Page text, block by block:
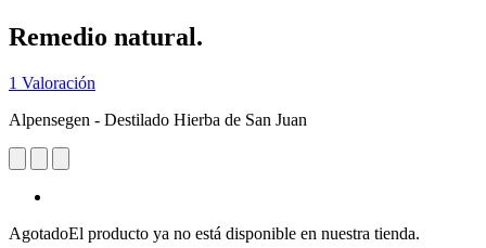
Remedio natural.
1 Valoración
Alpensegen - Destilado Hierba de San Juan
AgotadoEl producto ya no está disponible en nuestra tienda.